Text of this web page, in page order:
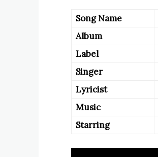
Song Name
Album
Label
Singer
Lyricist
Music
Starring